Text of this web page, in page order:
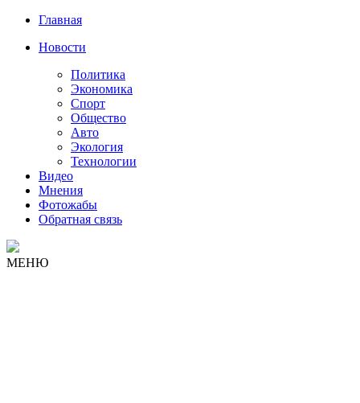
Главная
Новости
Политика
Экономика
Спорт
Общество
Авто
Экология
Технологии
Видео
Мнения
Фотожабы
Обратная связь
МЕНЮ